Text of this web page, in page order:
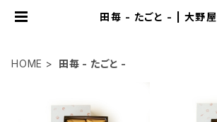
田毎 - たごと - | 大野屋
HOME 田毎 - たごと -